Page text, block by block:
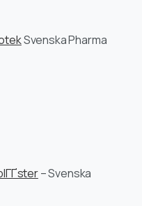
Svenska Pharma
– Svenska